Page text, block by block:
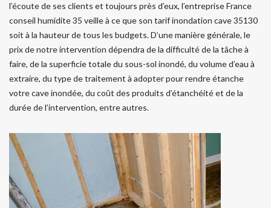
l’écoute de ses clients et toujours près d’eux, l’entreprise France
conseil humidite 35 veille à ce que son tarif inondation cave 35130
soit à la hauteur de tous les budgets. D’une manière générale, le
prix de notre intervention dépendra de la difficulté de la tâche à
faire, de la superficie totale du sous-sol inondé, du volume d’eau à
extraire, du type de traitement à adopter pour rendre étanche
votre cave inondée, du coût des produits d’étanchéité et de la
durée de l’intervention, entre autres.